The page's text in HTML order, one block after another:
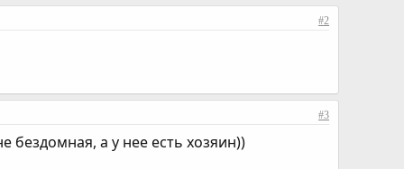
#2
#3
бездомная, а у нее есть хозяин))